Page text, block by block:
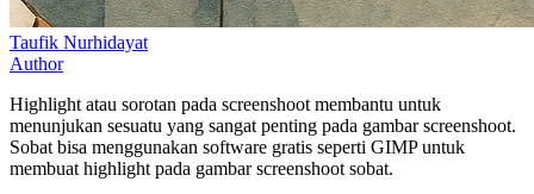
Taufik Nurhidayat
Author
Highlight atau sorotan pada screenshoot membantu untuk
menunjukan sesuatu yang sangat penting pada gambar screenshoot.
Sobat bisa menggunakan software gratis seperti GIMP untuk
membuat highlight pada gambar screenshoot sobat.